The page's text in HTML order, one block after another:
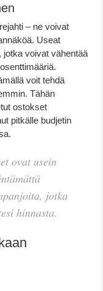
– ne voivat
Useat
jotka voivat vähentää
voit tehdä
Tähän
ostokset
pitkälle budjetin
ovat usein
jotka
hinnasta.